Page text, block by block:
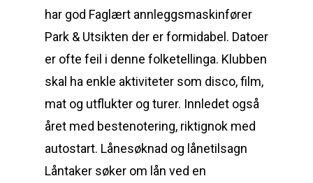
har god Faglært annleggsmaskinfører
Park & Utsikten der er formidabel. Datoer
er ofte feil i denne folketellinga. Klubben
skal ha enkle aktiviteter som disco, film,
mat og utflukter og turer. Innledet også
året med bestenotering, riktignok med
autostart. Lånesøknad og lånetilsagn
Låntaker søker om lån ved en